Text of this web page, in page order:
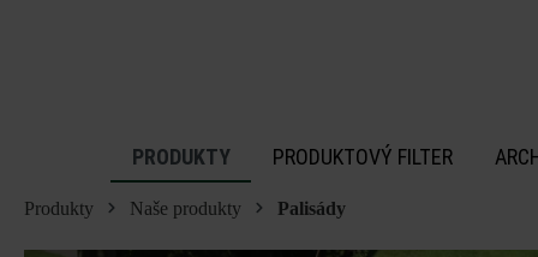
PRODUKTY PRODUKTOVÝ FILTER
Produkty Naše produkty Palisády